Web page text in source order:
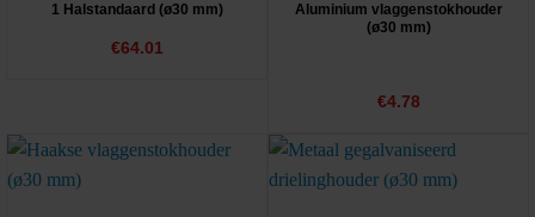
1 Halstandaard (ø30 mm)
€64.01
Aluminium vlaggenstokhouder
(ø30 mm)
Gewaardeerd
€4.78